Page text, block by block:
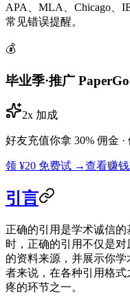
APA、MLA、Chicago、
常见错误提醒。
💰
毕业季·推广
2x 加成
好友充值你拿 30% 佣金
领 ¥20 免费试 →查看赚
引言
正确的引用是学术诚信
时，正确的引用不仅是
的资料来源，并展示你
者来说，在各种引用格
疼的环节之一。